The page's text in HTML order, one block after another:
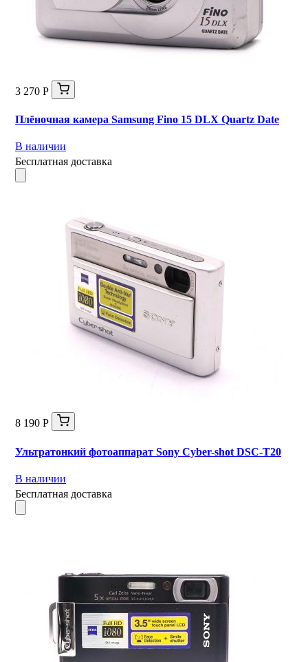
3 270 Р
Плёночная камера Samsung Fino 15 DLX Quartz Date
В наличии
Бесплатная доставка
8 190 Р
Ультратонкий фотоаппарат Sony Cyber-shot DSC-T20
В наличии
Бесплатная доставка